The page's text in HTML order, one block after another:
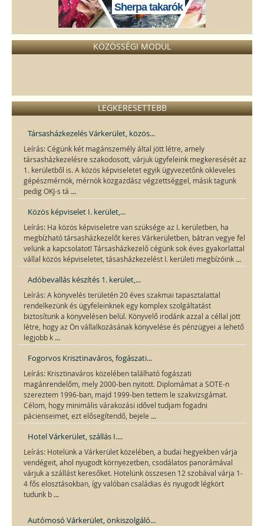
Sherpa takarók
KÖZÖSSÉGI MODUL
LEGKERESETTEBB
Társasházkezelés Várkerület, közös...
Leírás: Cégünk két magánszemély által jött létre, amely
társasházkezelésre szakodosott, várjuk ügyfeleink megkeresését az
1. kerületből is. A közös képviseletet egyik ügyvezetőnk okleveles
gépészmérnök, mérnök közgazdász végzettséggel, másik tagunk
pedig OKJ-s tá ...
Közös képviselet I. kerület,...
Leírás: Ha közös képviseletre van szüksége az I. kerületben, ha
megbízható társasházkezelőt keres Várkerületben, bátran vegye fel
velünk a kapcsolatot! Társasházkezelő cégünk sok éves gyakorlattal
vállal közös képviseletet, tásasházkezelést I. kerületi megbízóink ...
Adóbevallás készítés 1. kerület,...
Leírás: A könyvelés területén 20 éves szakmai tapasztalattal
rendelkezünk és ügyfeleinknek egy komplex szolgáltatást
biztosítunk a könyvelésen belül. Könyvelő irodánk azzal a céllal jött
létre, hogy az Ön vállalkozásának könyvelése és pénzügyei a lehető
legjobb k ...
Fogorvos Krisztinaváros, fogászati...
Leírás: Krisztinaváros közelében található fogászati
magánrendelőm, mely 2000-ben nyitott. Diplomámat a SOTE-n
szereztem 1996-ban, majd 1999-ben tettem le szakvizsgámat.
Célom, hogy minimális várakozási idővel tudjam fogadni
pácienseimet, ezt elősegítendő, bejele ...
Hotel Várkerület, szállás I....
Leírás: Hotelünk a Várkerület közelében, a budai hegyekben várja
vendégeit, ahol nyugodt környezetben, csodálatos panorámával
várjuk a szállást keresőket. Hotelünk összesen 12 szobával várja 1-
4 fős elosztásokban, így valóban családias és nyugodt légkört
tudunk b ...
Autómosó Várkerület, önkiszolgáló...